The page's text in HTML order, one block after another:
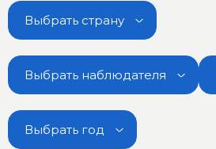
Выбрать страну
Выбрать наблюдателя
Выбрать год